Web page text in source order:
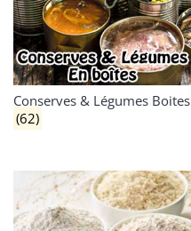
Conserves & Légumes Boites
(62)